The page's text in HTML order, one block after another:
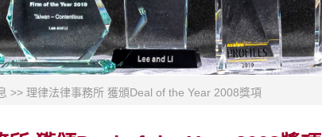
>> 理律法律事務所 獲頒Deal of the Year 2008獎項